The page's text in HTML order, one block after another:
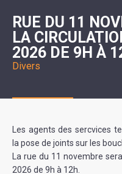
DE
LA
MINORITÉ
ANS
ASSOCIATION
COULÉE
DOUCE
LA
POLICE
MUNICIPALE
SÉCURITÉ
RISQUES
SANTÉ/COMMERCES/
CAMPING-
CARS
TENTES
ET
CARAVANES
LA
HALTE
À
RUE DU 11
LA
2026 DE 9H À
Divers
Les agents des sercvices
la pose de joints sur les
La rue du 11 novembre
2026 de 9h à 12h.